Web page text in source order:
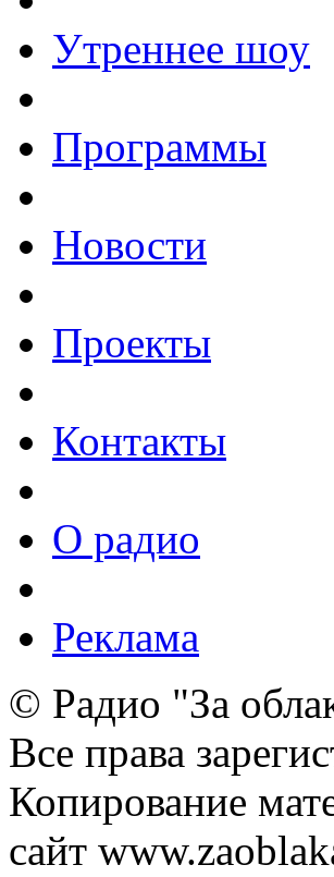
Утреннее шоу
Программы
Новости
Проекты
Контакты
О радио
Реклама
© Радио "За
Все права
Копирование
сайт